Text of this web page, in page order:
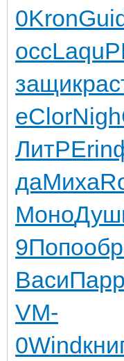
0Kron
оссLaqu
защикрас
eClorNigh
ЛитРErin
даМиха
Моно
9Попо
ВасиПарр
VM-
0Wind